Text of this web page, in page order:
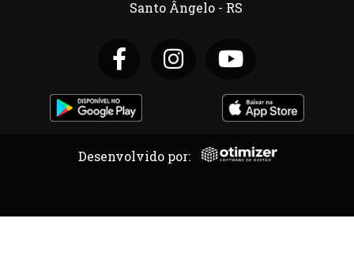
Santo Ângelo - RS
Desenvolvido por: